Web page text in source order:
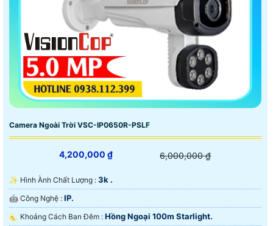
Camera Ngoài Trời VSC-IP0650R-PSLF
4,200,000 ₫ 6,000,000 ₫
✨ Hình Ành Chất Lượng : 3k .
🤖️ Công Nghệ : IP.
🌜 Khoảng Cách Ban Đêm : Hồng Ngoại 100m Starlight.